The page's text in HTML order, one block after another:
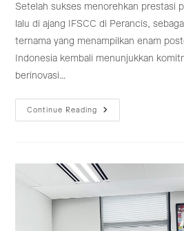
Setelah sukses menorehkan prestasi
lalu di ajang IFSCC di Perancis,
ternama yang menampilkan enam
Indonesia kembali menunjukkan
berinovasi…
Continue Reading
COSMAX
Indonesia
Usung
Inovasi
Hingga
Supplemen
Dengan
Teknologi